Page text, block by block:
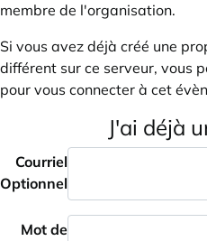
membre de l'organisation.
Si vous avez déjà créé une
différent sur ce serveur, vous
pour vous connecter à cet
J'ai déjà
Courriel
Optionnel
Mot de